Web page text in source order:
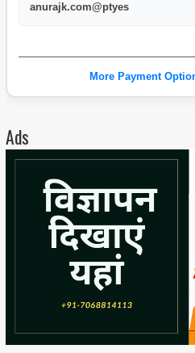
anurajk.com@ptyes
More Payment
Ads